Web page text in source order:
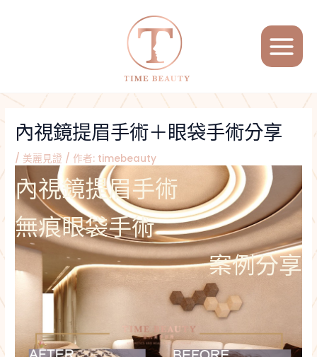
MENU
內視鏡提眉手術＋眼袋手術分享
/ 美麗見證 / 作者: timebeauty
內視鏡提眉手術
無痕眼袋手術
案例分享